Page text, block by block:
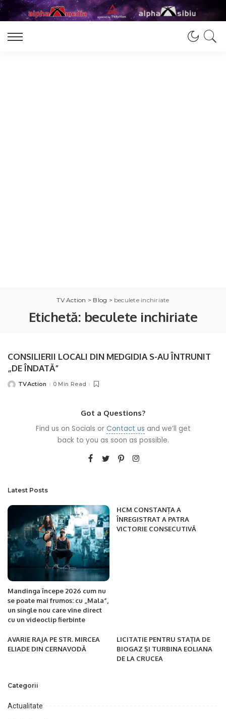
TV Action > Blog > beculete inchiriate
Etichetă: beculete inchiriate
CONSILIERII LOCALI DIN MEDGIDIA S-AU ÎNTRUNIT
„DE ÎNDATĂ”
PostedTVAction 0 Min Read
Got a Questions?
Find us on Socials or Contact us and we’ll get
back to you as soon as possible.
Latest Posts
Mandinga începe 2026 cum nu
se poate mai frumos: cu „Mala”,
un single nou care vine direct
cu un videoclip fierbinte
HCM CONSTANȚA A
ÎNREGISTRAT A PATRA
VICTORIE CONSECUTIVĂ
AVARIE RAJA PE STR. MIRCEA
ELIADE DIN CERNAVODĂ
LICITATIE PENTRU STAȚIA DE
BIOGAZ ȘI TURBINA EOLIANA
DE LA CRUCEA
Categorii
Actualitate